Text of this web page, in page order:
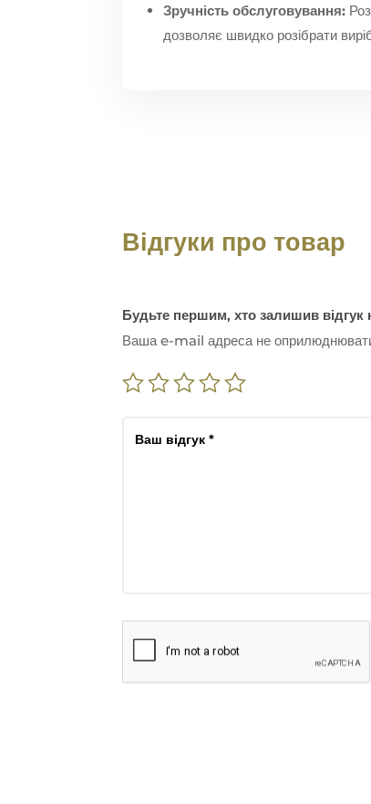
Зручність обслуговування:
дозволяє швидко розібрати
Відгуки про товар
Будьте першим, хто залишив
Ваша e-mail адреса не